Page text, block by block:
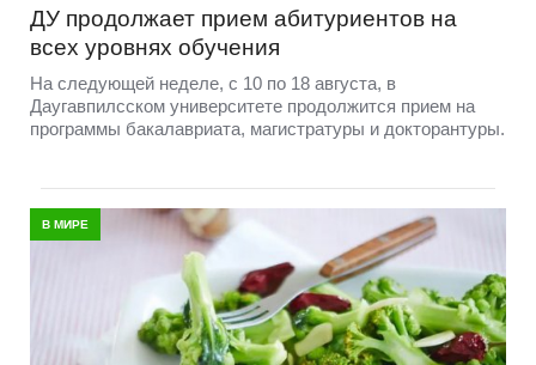
ДУ продолжает прием абитуриентов на
всех уровнях обучения
На следующей неделе, с 10 по 18 августа, в
Даугавпилсском университете продолжится прием на
программы бакалавриата, магистратуры и докторантуры.
В МИРЕ